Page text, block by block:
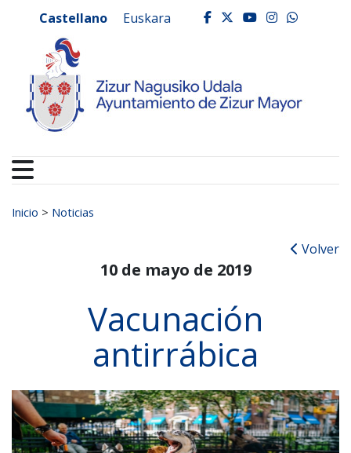
Ayuntamiento de
Castellano Euskara facebook
twitter
youtube
Buscar:
Inicio > Noticias
Volver
10 de mayo de 2019
Vacunación
antirrábica